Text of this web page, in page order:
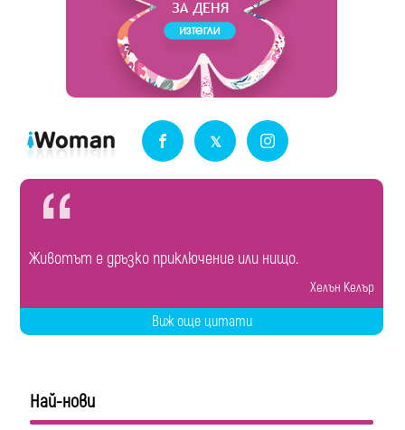
Животът е дръзко приключение или нищо.
Хелън Келър
Виж още цитати
Най-нови